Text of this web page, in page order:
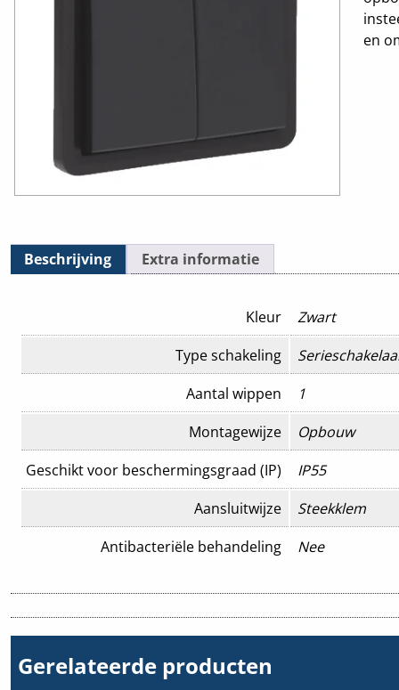
en
Beschrijving Extra informatie
Kleur
Zwart
Type schakeling
Aantal wippen
1
Montagewijze
Opbouw
Geschikt voor beschermingsgraad (IP)
IP55
Aansluitwijze
Steekklem
Antibacteriële behandeling
Nee
Bevestigingswijze
Compatible met Amazon Alexa
Gerelateerde producten